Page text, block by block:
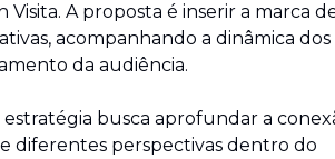
A proposta é inserir a marca
acompanhando a dinâmica dos
da audiência.
estratégia busca aprofundar a
diferentes perspectivas dentro do